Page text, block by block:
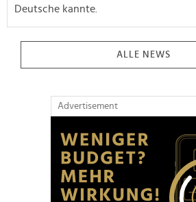
Deutsche kannte.
ALLE NEWS
Advertisement